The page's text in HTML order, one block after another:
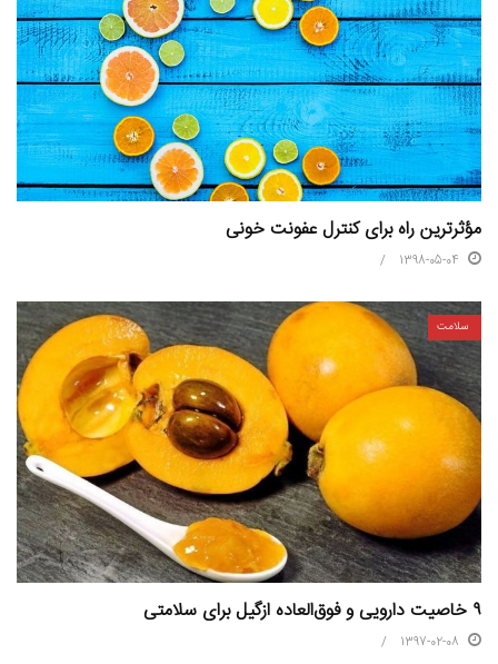
مؤثرترین راه برای کنترل عفونت خونی
1398-05-04
سلامت
۹ خاصیت دارویی و فوق‌العاده ازگیل برای سلامتی
1397-02-08